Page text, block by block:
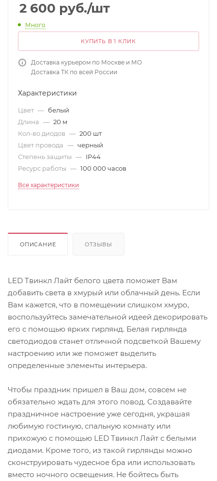
2 600 руб./шт
Много
КУПИТЬ В 1 КЛИК
Доставка курьером по Москве и МО
Доставка ТК по всей России
Характеристики
Цвет — белый
Длина — 20 м
Кол-во диодов — 200 шт
Цвет провода — черный
Степень защиты — IP44
Ресурс работы — 100 000 часов
Все характеристики
ОПИСАНИЕ ОТЗЫВЫ
LED Твинкл Лайт белого цвета поможет Вам
добавить света в хмурый или облачный день. Если
Вам кажется, что в помещении слишком хмуро,
воспользуйтесь замечательной идеей декорировать
его с помощью ярких гирлянд. Белая гирлянда
светодиодов станет отличной подсветкой Вашему
настроению или же поможет выделить
определенные элементы интерьера.
Чтобы праздник пришел в Ваш дом, совсем не
обязательно ждать для этого повод. Создавайте
праздничное настроение уже сегодня, украшая
любимую гостиную, спальную комнату или
прихожую с помощью LED Твинкл Лайт с белыми
диодами. Кроме того, из такой гирлянды можно
сконструировать чудесное бра или использовать
вместо ночного освещения. Не бойтесь быть